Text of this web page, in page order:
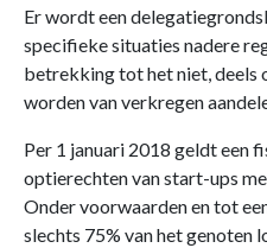
Er wordt een
specifieke situaties nadere
betrekking tot het niet, deels
worden van verkregen
Per 1 januari 2018 geldt een
optierechten van start-ups
Onder voorwaarden en tot
slechts 75% van het genoten